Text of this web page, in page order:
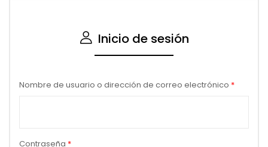
Inicio de sesión
Nombre de usuario o dirección de correo electrónico *
Contraseña *